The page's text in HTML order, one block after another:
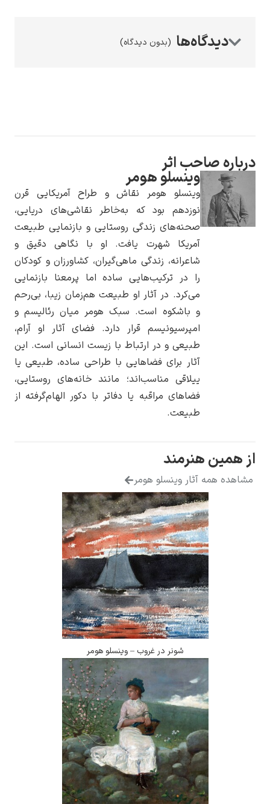
پیر آگوست رنوآر
پل سزان
یوهانس فرمیر
پرفروش‌ترین
(بدون دیدگاه)
صاحب اثر
وینسلو هومر
وینسلو هومر نقاش و طراح آمریکایی قرن
نوزدهم بود که به‌خاطر نقاشی‌های دریایی،
صحنه‌های زندگی روستایی و بازنمایی طبیعت
آمریکا شهرت یافت. او با نگاهی دقیق و
شاعرانه، زندگی ماهی‌گیران، کشاورزان و کودکان
را در ترکیب‌هایی ساده اما پرمعنا بازنمایی
می‌کرد. در آثار او طبیعت هم‌زمان زیبا، بی‌رحم
و باشکوه است. سبک هومر میان رئالیسم و
امپرسیونیسم قرار دارد. فضای آثار او آرام،
طبیعی و در ارتباط با زیست انسانی است. این
آثار برای فضاهایی با طراحی ساده، طبیعی یا
ییلاقی مناسب‌اند؛ مانند خانه‌های روستایی،
فضاهای مراقبه یا دفاتر با دکور الهام‌گرفته از
طبیعت.
همین هنرمند
همه آثار وینسلو هومر
شونر در غروب – وینسلو هومر